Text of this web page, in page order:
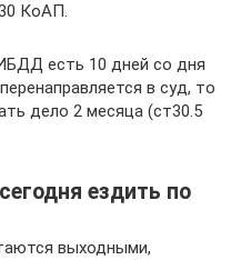
КоАП.
есть 10 дней со дня
в суд, то
дело 2 месяца (ст30.5
ездить по
выходными,